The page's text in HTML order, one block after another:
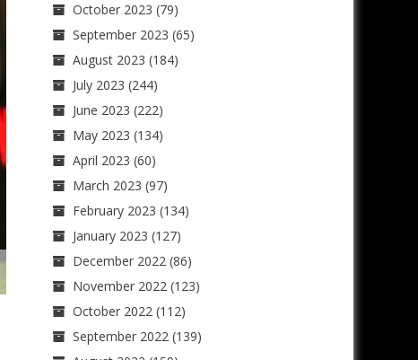
October 2023 (79)
September 2023 (65)
August 2023 (184)
July 2023 (244)
June 2023 (222)
May 2023 (134)
April 2023 (60)
March 2023 (97)
February 2023 (134)
January 2023 (127)
December 2022(86)
November 2022(123)
October 2022(112)
September 2022(139)